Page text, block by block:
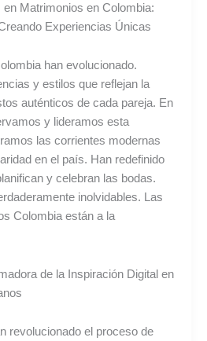
Matrimonios en Colombia:
Experiencias Únicas
han evolucionado.
y estilos que reflejan la
auténticos de cada pareja. En
y lideramos esta
las corrientes modernas
en el país. Han redefinido
y celebran las bodas.
inolvidables. Las
Colombia están a la
de la Inspiración Digital en
revolucionado el proceso de